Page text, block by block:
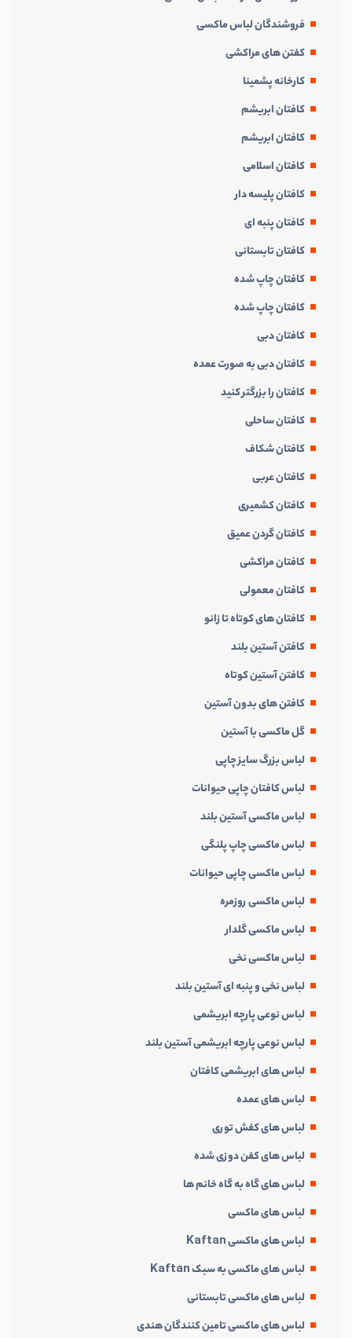
فروشندگان لباس ماکسی
كفتن های مراكشی
کارخانه پشمینا
کافتان ابریشم
کافتان ابریشم
کافتان اسلامی
کافتان پلیسه دار
کافتان پنبه ای
کافتان تابستانی
کافتان چاپ شده
کافتان چاپ شده
کافتان دبی
کافتان دبی به صورت عمده
کافتان را بزرگتر کنید
کافتان ساحلی
کافتان شکاف
کافتان عربی
کافتان کشمیری
کافتان گردن عمیق
کافتان مراکشی
کافتان معمولی
کافتان های کوتاه تا زانو
کافتن آستین بلند
کافتن آستین کوتاه
کافتن های بدون آستین
گل ماکسی با آستین
لباس بزرگ سایز چاپی
لباس کافتان چاپی حیوانات
لباس ماکسی آستین بلند
لباس ماکسی چاپ پلنگی
لباس ماکسی چاپی حیوانات
لباس ماکسی روزمره
لباس ماکسی گلدار
لباس ماکسی نخی
لباس نخی و پنبه ای آستین بلند
لباس نوعی پارچه ابریشمی
لباس نوعی پارچه ابریشمی آستین بلند
لباس های ابریشمی کافتان
لباس های عمده
لباس های کفش توری
لباس های کفن دوزی شده
لباس های گاه به گاه خانم ها
لباس های ماکسی
لباس های ماکسی Kaftan
لباس های ماکسی به سبک Kaftan
لباس های ماکسی تابستانی
لباس های ماکسی تامین کنندگان هندی